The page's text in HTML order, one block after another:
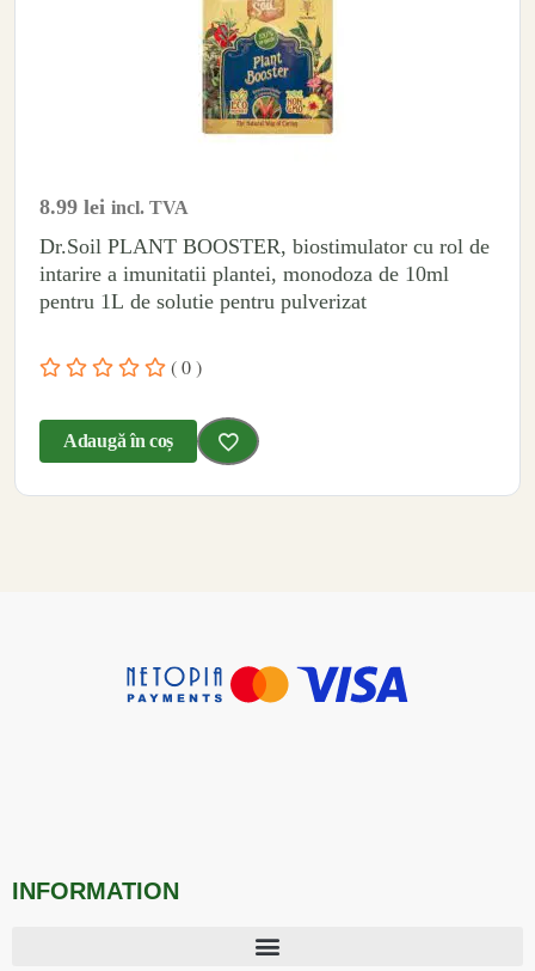
8.99 lei incl. TVA
Dr.Soil PLANT BOOSTER, biostimulator cu rol de
intarire a imunitatii plantei, monodoza de 10ml
pentru 1L de solutie pentru pulverizat
( 0 )
Adaugă în coș
INFORMATION